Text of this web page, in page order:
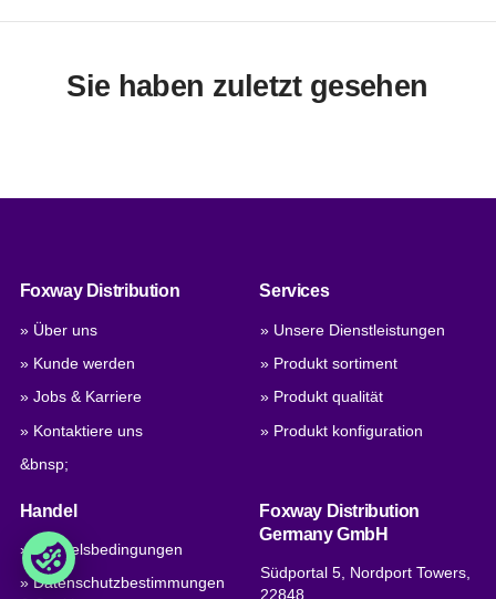
Sie haben zuletzt gesehen
Foxway Distribution
» Über uns
» Kunde werden
» Jobs & Karriere
» Kontaktiere uns
&bnsp;
Services
» Unsere Dienstleistungen
» Produkt sortiment
» Produkt qualität
» Produkt konfiguration
Handel
» Handelsbedingungen
» Datenschutzbestimmungen
Foxway Distribution
Germany GmbH
Südportal 5, Nordport Towers,
22848